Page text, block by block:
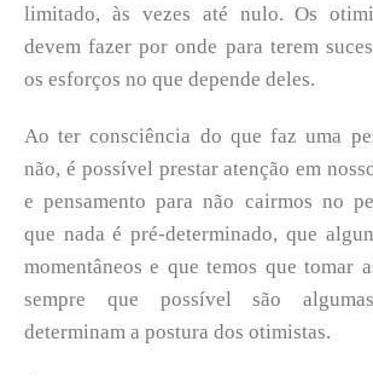
limitado, às vezes até nulo. Os
devem fazer por onde para terem
os esforços no que depende deles.
Ao ter consciência do que faz uma
não, é possível prestar atenção em
e pensamento para não cairmos no
que nada é pré-determinado, que
momentâneos e que temos que tomar
sempre que possível são
determinam a postura dos otimistas.